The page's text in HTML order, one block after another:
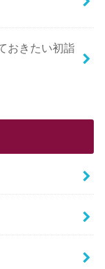
おきたい初詣